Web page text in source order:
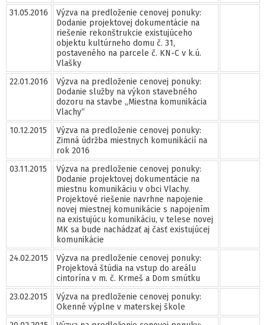
31.05.2016
Výzva na predloženie cenovej ponuky:
Dodanie projektovej dokumentácie na
riešenie rekonštrukcie existujúceho
objektu kultúrneho domu č. 31,
postaveného na parcele č. KN-C v k.ú.
Vlašky
22.01.2016
Výzva na predloženie cenovej ponuky:
Dodanie služby na výkon stavebného
dozoru na stavbe „Miestna komunikácia
Vlachy“
10.12.2015
Výzva na predloženie cenovej ponuky:
Zimná údržba miestnych komunikácií na
rok 2016
03.11.2015
Výzva na predloženie cenovej ponuky:
Dodanie projektovej dokumentácie na
miestnu komunikáciu v obci Vlachy.
Projektové riešenie navrhne napojenie
novej miestnej komunikácie s napojením
na existujúcu komunikáciu, v telese novej
MK sa bude nachádzať aj časť existujúcej
komunikácie
24.02.2015
Výzva na predloženie cenovej ponuky:
Projektová štúdia na vstup do areálu
cintorína v m. č. Krmeš a Dom smútku
23.02.2015
Výzva na predloženie cenovej ponuky:
Okenné výplne v materskej škole